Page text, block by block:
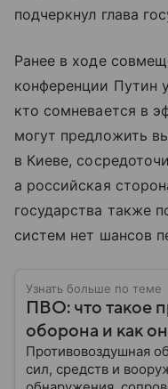
подчеркнул глава
Ранее в ходе
конференции Путин
кто сомневается в
могут предложить
в Киеве,
а российская
государства также
систем нет шансов
Узнать больше по теме
ПВО: что такое
оборона и как
Противовоздушная
сил, средств и